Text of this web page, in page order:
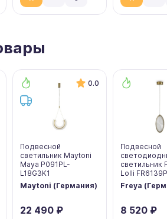
0.0
Подвесной
светильник Maytoni
Maya P091PL-
L18G3K1
Maytoni (Германия)
22 490 ₽
Подвесной
светильник
Lolli
Freya
8 520 ₽